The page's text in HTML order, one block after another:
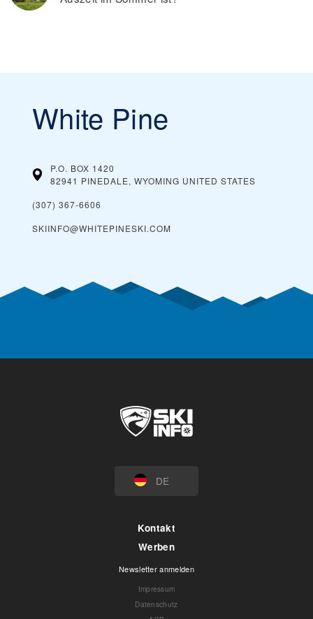
White Pine
P.O. BOX 1420
82941 PINEDALE, WYOMING UNITED STATES
(307) 367-6606
SKIINFO@WHITEPINESKI.COM
DE
Kontakt
Werben
Newsletter anmelden
Impressum
Datenschutz